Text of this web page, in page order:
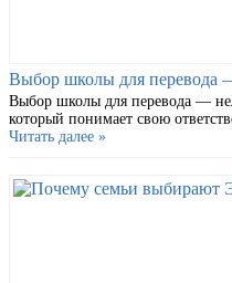
Выбор школы для перевода
Выбор школы для перевода —
который понимает свою
Читать далее »